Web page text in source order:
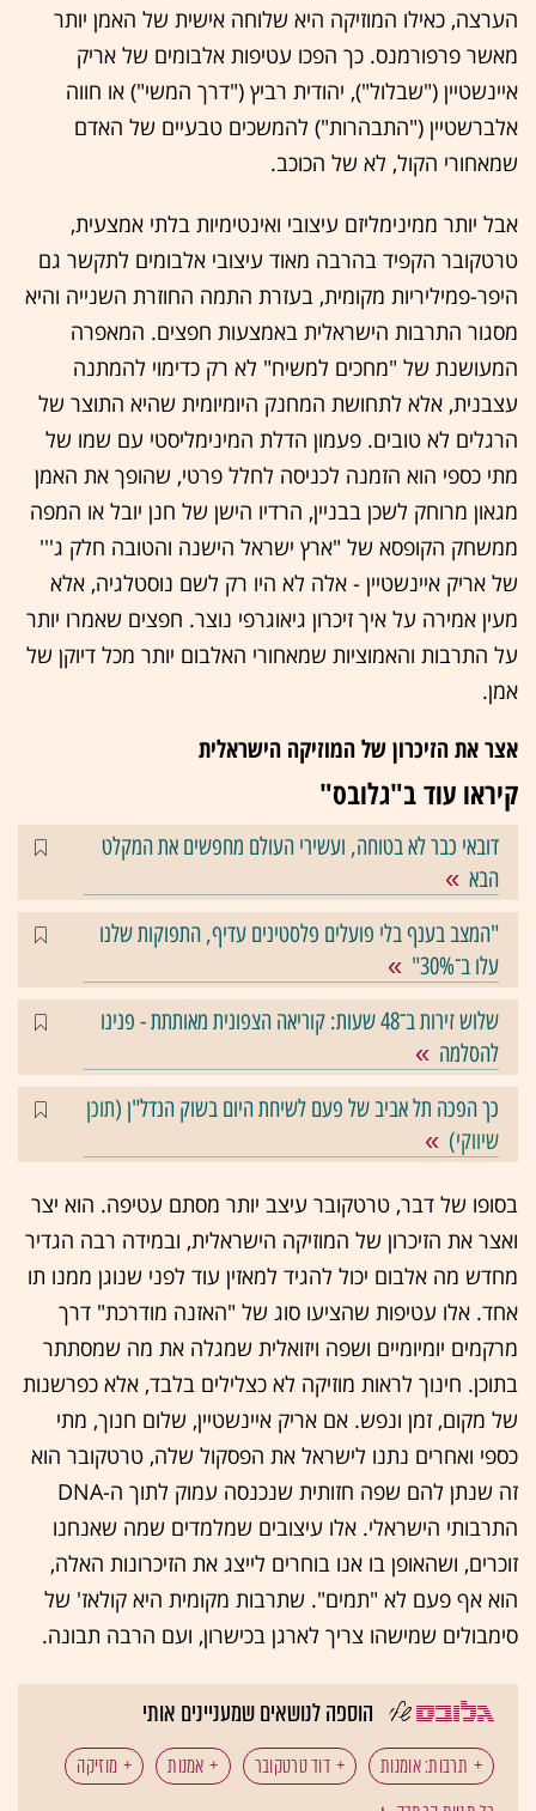
הערצה, כאילו המוזיקה היא שלוחה אישית של האמן יותר
מאשר פרפורמנס. כך הפכו עטיפות אלבומים של אריק
איינשטיין ("שבלול"), יהודית רביץ ("דרך המשי") או חווה
אלברשטיין ("התבהרות") להמשכים טבעיים של האדם
שמאחורי הקול, לא של הכוכב.
אבל יותר ממינימליזם עיצובי ואינטימיות בלתי אמצעית,
טרטקובר הקפיד בהרבה מאוד עיצובי אלבומים לתקשר גם
היפר-פמיליריות מקומית, בעזרת התמה החוזרת השנייה והיא
מסגור התרבות הישראלית באמצעות חפצים. המאפרה
המעושנת של "מחכים למשיח" לא רק כדימוי להמתנה
עצבנית, אלא לתחושת המחנק היומיומית שהיא התוצר של
הרגלים לא טובים. פעמון הדלת המינימליסטי עם שמו של
מתי כספי הוא הזמנה לכניסה לחלל פרטי, שהופך את האמן
מגאון מרוחק לשכן בבניין, הרדיו הישן של חנן יובל או המפה
ממשחק הקופסא של "ארץ ישראל הישנה והטובה חלק ג'''
של אריק איינשטיין - אלה לא היו רק לשם נוסטלגיה, אלא
מעין אמירה על איך זיכרון גיאוגרפי נוצר. חפצים שאמרו יותר
על התרבות והאמוציות שמאחורי האלבום יותר מכל דיוקן של
אמן.
אצר את הזיכרון של המוזיקה הישראלית
קיראו עוד ב"גלובס"
דובאי כבר לא בטוחה, ועשירי העולם מחפשים את המקלט
הבא
"המצב בענף בלי פועלים פלסטינים עדיף, התפוקות שלנו
עלו ב־30%"
שלוש זירות ב־48 שעות: קוריאה הצפונית מאותתת - פנינו
להסלמה
כך הפכה תל אביב של פעם לשיחת היום בשוק הנדל"ן (תוכן
שיווקי)
בסופו של דבר, טרטקובר עיצב יותר מסתם עטיפה. הוא יצר
ואצר את הזיכרון של המוזיקה הישראלית, ובמידה רבה הגדיר
מחדש מה אלבום יכול להגיד למאזין עוד לפני שנוגן ממנו תו
אחד. אלו עטיפות שהציעו סוג של "האזנה מודרכת" דרך
מרקמים יומיומיים ושפה ויזואלית שמגלה את מה שמסתתר
בתוכן. חינוך לראות מוזיקה לא כצלילים בלבד, אלא כפרשנות
של מקום, זמן ונפש. אם אריק איינשטיין, שלום חנוך, מתי
כספי ואחרים נתנו לישראל את הפסקול שלה, טרטקובר הוא
זה שנתן להם שפה חזותית שנכנסה עמוק לתוך ה-DNA
התרבותי הישראלי. אלו עיצובים שמלמדים שמה שאנחנו
זוכרים, ושהאופן בו אנו בוחרים לייצג את הזיכרונות האלה,
הוא אף פעם לא "תמים". שתרבות מקומית היא קולאז' של
סימבולים שמישהו צריך לארגן בכישרון, ועם הרבה תבונה.
הוספה לנושאים שמעניינים אותי
תרבות: אומנות דוד טרטקובר אמנות
מוזיקה